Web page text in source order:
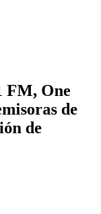
FM, One
de
de